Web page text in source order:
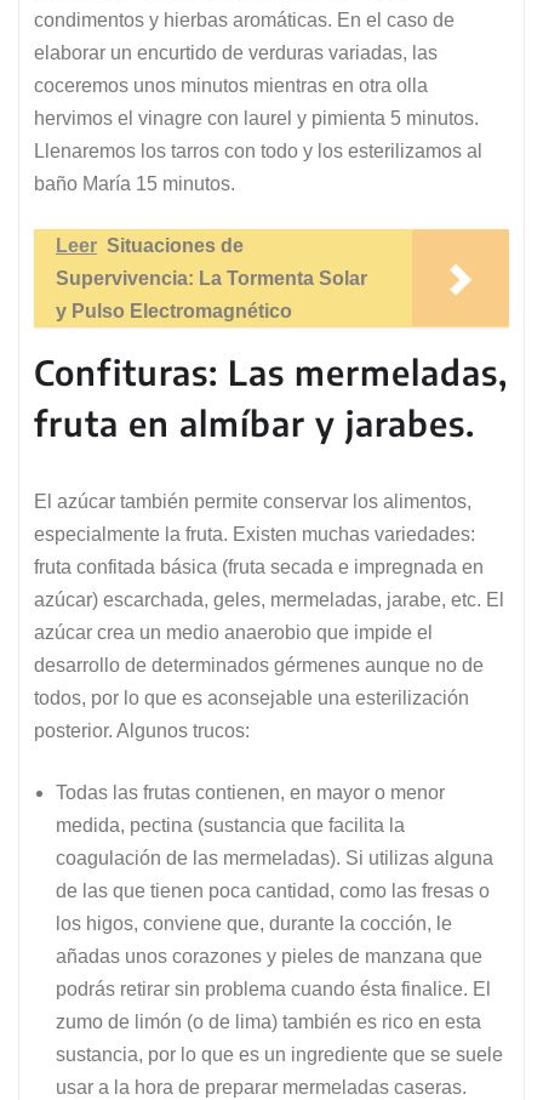
condimentos y hierbas aromáticas. En el caso de
elaborar un encurtido de verduras variadas, las
coceremos unos minutos mientras en otra olla
hervimos el vinagre con laurel y pimienta 5 minutos.
Llenaremos los tarros con todo y los esterilizamos al
baño María 15 minutos.
Leer Situaciones de
Supervivencia: La Tormenta Solar
y Pulso Electromagnético
Confituras: Las mermeladas,
fruta en almíbar y jarabes.
El azúcar también permite conservar los alimentos,
especialmente la fruta. Existen muchas variedades:
fruta confitada básica (fruta secada e impregnada en
azúcar) escarchada, geles, mermeladas, jarabe, etc. El
azúcar crea un medio anaerobio que impide el
desarrollo de determinados gérmenes aunque no de
todos, por lo que es aconsejable una esterilización
posterior. Algunos trucos:
Todas las frutas contienen, en mayor o menor
medida, pectina (sustancia que facilita la
coagulación de las mermeladas). Si utilizas alguna
de las que tienen poca cantidad, como las fresas o
los higos, conviene que, durante la cocción, le
añadas unos corazones y pieles de manzana que
podrás retirar sin problema cuando ésta finalice. El
zumo de limón (o de lima) también es rico en esta
sustancia, por lo que es un ingrediente que se suele
usar a la hora de preparar mermeladas caseras.